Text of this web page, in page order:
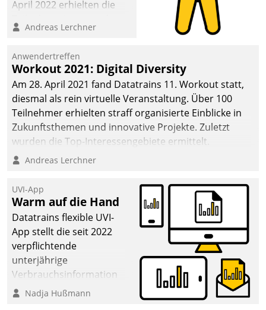
April 2022 erhielten die
Teilnehmer kurzweilige
Cloud-Strategien und -
Lösungen mit hohem
Zukunftspotenzial.
Andreas Lerchner
Anwendertreffen
Workout 2021: Digital Diversity
Am 28. April 2021 fand Datatrains 11. Workout statt,
diesmal als rein virtuelle Veranstaltung. Über 100
Teilnehmer erhielten straff organisierte Einblicke in
Zukunftsthemen und innovative Projekte. Zuletzt
wurden die Top-Interessengebiete ermittelt.
Andreas Lerchner
UVI-App
Warm auf die Hand
Datatrains flexible UVI-
App stellt die seit 2022
verpflichtende
unterjährige
Verbrauchsinformation
schnell, zuverlässig und
Nadja Hußmann